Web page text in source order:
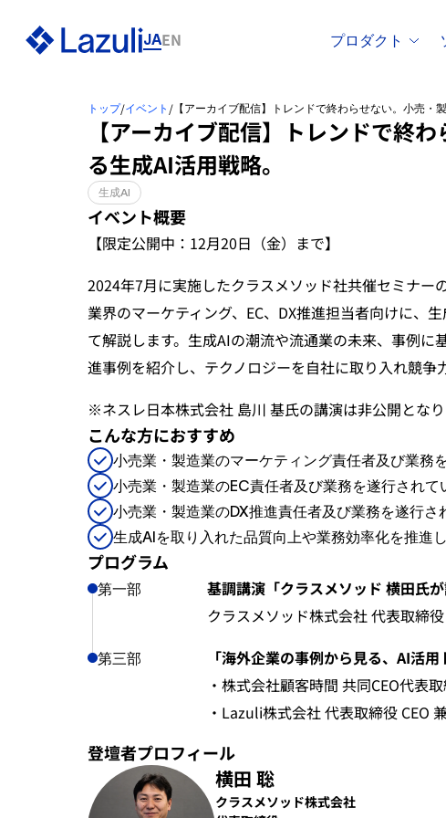
JAEN プロダクト
トップ/イベント / 【アーカイブ配信】トレンドで終わらせない。小売・
【アーカイブ配信】トレンドで終
る生成AI活用戦略。
生成AI
イベント概要
【限定公開中：12月20日（金）まで】
2024年7月に実施したクラスメソッド社共催セミナー
業界のマーケティング、EC、DX推進担当者向けに、
て解説します。生成AIの潮流や流通業の未来、事例
進事例を紹介し、テクノロジーを自社に取り入れ競争
※ネスレ日本株式会社 島川 基氏の講演は非公開となり
こんな方におすすめ
小売業・製造業のマーケティング責任者及び業務
小売業・製造業のEC責任者及び業務を遂行されて
小売業・製造業のDX推進責任者及び業務を遂行さ
生成AIを取り入れた品質向上や業務効率化を推進
プログラム
第一部
基調講演「クラスメソッド 横田氏
クラスメソッド株式会社 代表取締
第三部
「海外企業の事例から見る、AI活用
・株式会社顧客時間 共同CEO代表
・Lazuli株式会社 代表取締役 CEO
登壇者プロフィール
横田 聡
クラスメソッド株式会社